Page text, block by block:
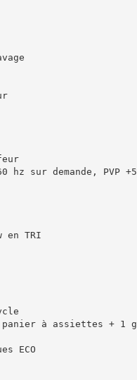
sur demande, PVP
en TRI
à assiettes + 1
ECO